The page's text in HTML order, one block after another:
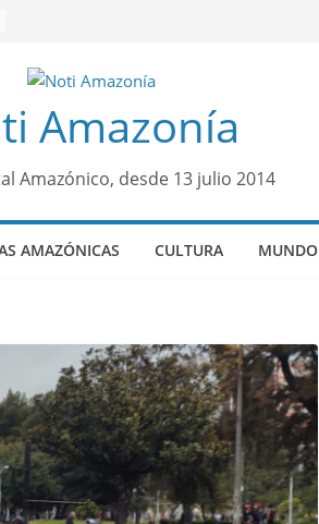
Amazonía
Amazónico, desde 13 julio 2014
AMAZÓNICAS CULTURA MUNDO